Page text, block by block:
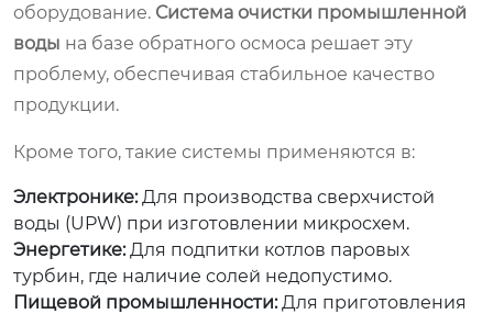
оборудование. Система очистки промышленной
воды на базе обратного осмоса решает эту
проблему, обеспечивая стабильное качество
продукции.
Кроме того, такие системы применяются в:
Электронике:Для производства сверхчистой
воды (UPW) при изготовлении микросхем.
Энергетике:Для подпитки котлов паровых
турбин, где наличие солей недопустимо.
Пищевой промышленности:Для приготовления